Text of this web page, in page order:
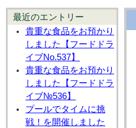
最近のエントリー
貴重な食品をお預かり
しました【フードドラ
イブNo.537】
貴重な食品をお預かり
しました【フードドラ
イブ№536】
プールでタイムに挑
戦！を開催しました